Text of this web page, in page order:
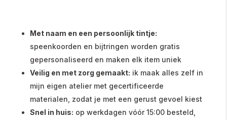
Met naam en een persoonlijk tintje:
speenkoorden en bijtringen worden gratis
gepersonaliseerd en maken elk item uniek
Veilig en met zorg gemaakt: ik maak alles zelf in
mijn eigen atelier met gecertificeerde
materialen, zodat je met een gerust gevoel kiest
Snel in huis: op werkdagen vóór 15:00 besteld,